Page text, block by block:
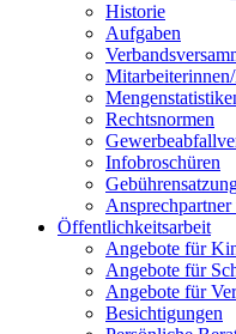
Historie
Aufgaben
Rechtsnormen
Infobroschüren
Öffentlichkeitsarbeit
Angebote für
Angebote für
Angebote für
Besichtigungen